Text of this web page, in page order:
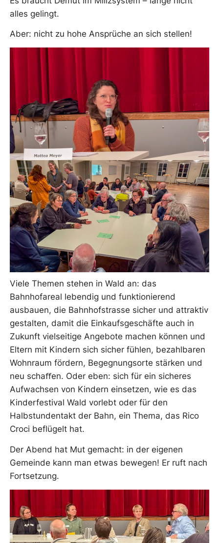
alles gelingt.
Aber: nicht zu hohe Ansprüche an sich stellen!
Viele Themen stehen in Wald an: das
Bahnhofareal lebendig und funktionierend
ausbauen, die Bahnhofstrasse sicher und attraktiv
gestalten, damit die Einkaufsgeschäfte auch in
Zukunft vielseitige Angebote machen können und
Eltern mit Kindern sich sicher fühlen, bezahlbaren
Wohnraum fördern, Begegnungsorte stärken und
neu schaﬀen. Oder eben: sich für ein sicheres
Aufwachsen von Kindern einsetzen, wie es das
Kinderfestival Wald vorlebt oder für den
Halbstundentakt der Bahn, ein Thema, das Rico
Croci beflügelt hat.
Der Abend hat Mut gemacht: in der eigenen
Gemeinde kann man etwas bewegen! Er ruft nach
Fortsetzung.